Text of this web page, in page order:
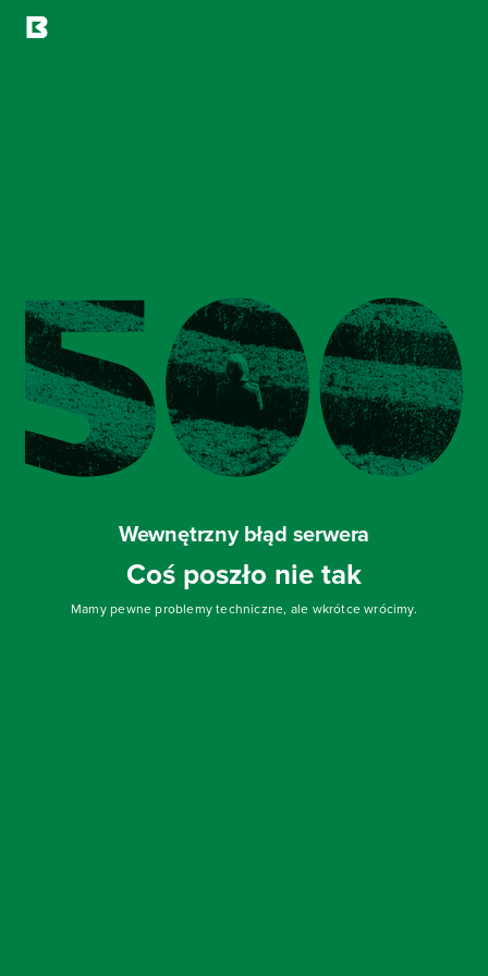
Wewnętrzny błąd serwera
Coś poszło nie tak
Mamy pewne problemy techniczne, ale wkrótce wrócimy.